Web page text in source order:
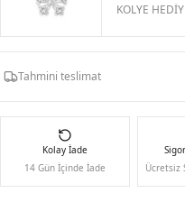
KOLYE
Tahmini teslimat
Kolay İade
14 Gün İçinde İade
Ücretsiz